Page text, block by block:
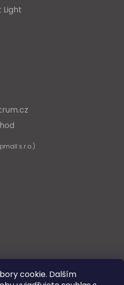
cookie. Dalším
Light
s.r.o.)
Nordlux Alton